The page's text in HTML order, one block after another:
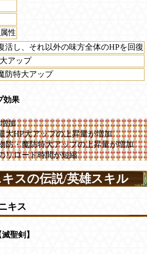
性
活し、それ以外の味方全体のHPを回復
アップ
防特大アップ
効果
加
大HP大アップの上昇量が増加
防・魔防特大アップの上昇量が増加
リロード時間が短縮
スの伝説/英雄スキル
キス
聖剣】